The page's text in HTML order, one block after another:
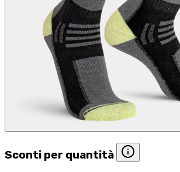
Sconti per quantità